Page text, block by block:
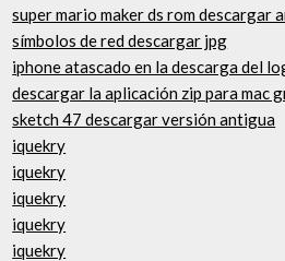
super mario maker ds rom descargar
símbolos de red descargar jpg
iphone atascado en la descarga del
descargar la aplicación zip para mac
sketch 47 descargar versión antigua
iquekry
iquekry
iquekry
iquekry
iquekry